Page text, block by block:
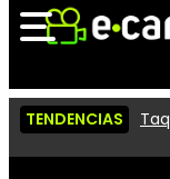
TENDENCIAS